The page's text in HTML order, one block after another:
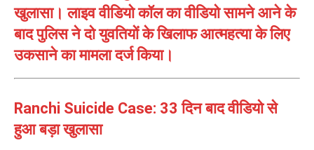
खुलासा। लाइव वीडियो कॉल का वीडियो सामने आने के
बाद पुलिस ने दो युवतियों के खिलाफ आत्महत्या के लिए
उकसाने का मामला दर्ज किया।
Ranchi Suicide Case: 33 दिन बाद वीडियो से
हुआ बड़ा खुलासा